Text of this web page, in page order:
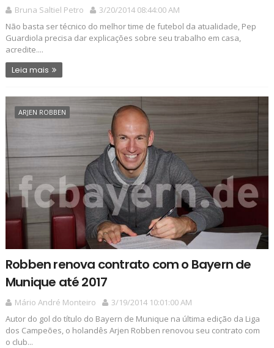
Bruna Saltiel Petro
3/20/2014 08:44:00 AM
Não basta ser técnico do melhor time de futebol da atualidade, Pep
Guardiola precisa dar explicações sobre seu trabalho em casa,
acredite....
Leia mais
ARJEN ROBBEN
Robben renova contrato com o Bayern de
Munique até 2017
Mário André Monteiro
3/19/2014 10:01:00 AM
Autor do gol do título do Bayern de Munique na última edição da Liga
dos Campeões, o holandês Arjen Robben renovou seu contrato com
o club...